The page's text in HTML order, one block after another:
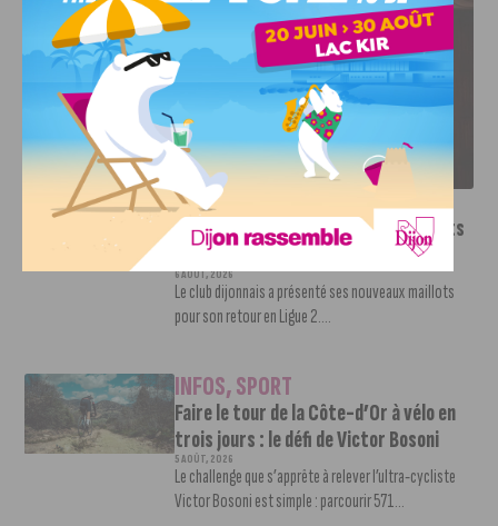
LE DFCO DÉVOILE SES NOUVEAUX MAILLOTS POUR LA
SAISON 2026-2027
INFOS
Le DFCO dévoile ses nouveaux maillots
pour la saison 2026-2027
6 AOÛT, 2026
Le club dijonnais a présenté ses nouveaux maillots
pour son retour en Ligue 2....
INFOS,SPORT
Faire le tour de la Côte-d’Or à vélo en
trois jours : le défi de Victor Bosoni
5 AOÛT, 2026
Le challenge que s’apprête à relever l’ultra-cycliste
Victor Bosoni est simple : parcourir 571...